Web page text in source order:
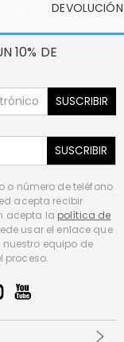
DEVOLUCIÓN
10% DE
SUSCRIBIR
SUSCRIBIR
o número de teléfono
acepta recibir
acepta la política de
usar el enlace que
equipo de
proceso.